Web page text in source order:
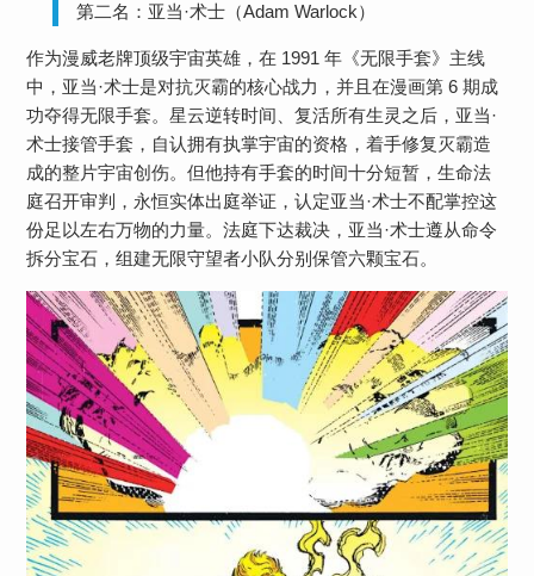
第二名：亚当·术士（Adam Warlock）
作为漫威老牌顶级宇宙英雄，在 1991 年《无限手套》主线
中，亚当·术士是对抗灭霸的核心战力，并且在漫画第 6 期成
功夺得无限手套。星云逆转时间、复活所有生灵之后，亚当·
术士接管手套，自认拥有执掌宇宙的资格，着手修复灭霸造
成的整片宇宙创伤。但他持有手套的时间十分短暂，生命法
庭召开审判，永恒实体出庭举证，认定亚当·术士不配掌控这
份足以左右万物的力量。法庭下达裁决，亚当·术士遵从命令
拆分宝石，组建无限守望者小队分别保管六颗宝石。